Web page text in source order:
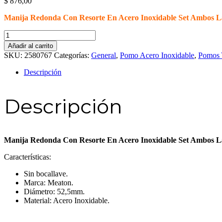
Manija Redonda Con Resorte En Acero Inoxidable Set Ambos
Manija
Redonda
Con
Resorte
Ambos
Lados
Añadir al carrito
SKU: 2580767 Categorías: General, Pomo Acero Inoxidable, Pomos
Descripción
Descripción
Manija Redonda Con Resorte En Acero Inoxidable Set Ambos
Características:
Sin bocallave.
Marca: Meaton.
Diámetro: 52,5mm.
Material: Acero Inoxidable.